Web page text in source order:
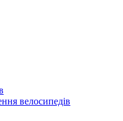
велосипедів